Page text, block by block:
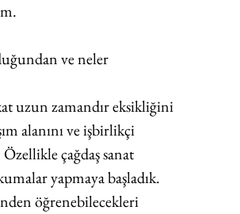
ve neler
uzun zamandır eksikliğini
alanını ve işbirlikçi
çağdaş sanat
yapmaya başladık.
öğrenebilecekleri